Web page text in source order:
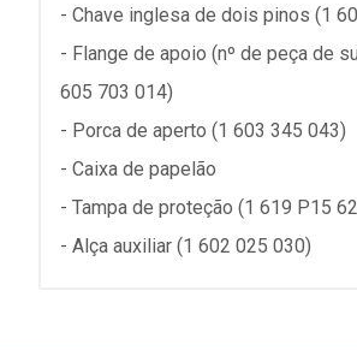
- Chave inglesa de dois pinos (1
- Flange de apoio (nº de peça de
605 703 014)
- Porca de aperto (1 603 345 043)
- Caixa de papelão
- Tampa de proteção (1 619 P15
- Alça auxiliar (1 602 025 030)